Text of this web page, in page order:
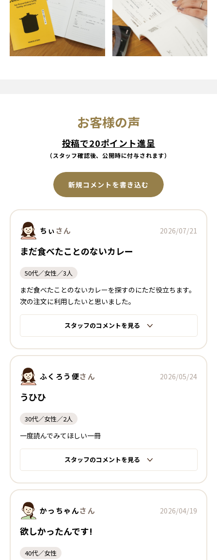
お客様の声
投稿で20ポイント進呈
（スタッフ確認後、公開時に付与されます）
新規コメントを書き込む
ちぃさん 2026/07/21
まだ食べたことのないカレー
50代／女性／3人
まだ食べたことのないカレーを探すのにただ役立ちます。
次の注文に利用したいと思いました。
スタッフのコメントを見る
ふくろう便さん 2026/05/24
うひひ
30代／女性／2人
一度読んでみてほしい一冊
スタッフのコメントを見る
かっちゃんさん 2026/04/19
欲しかったんです!
40代／女性